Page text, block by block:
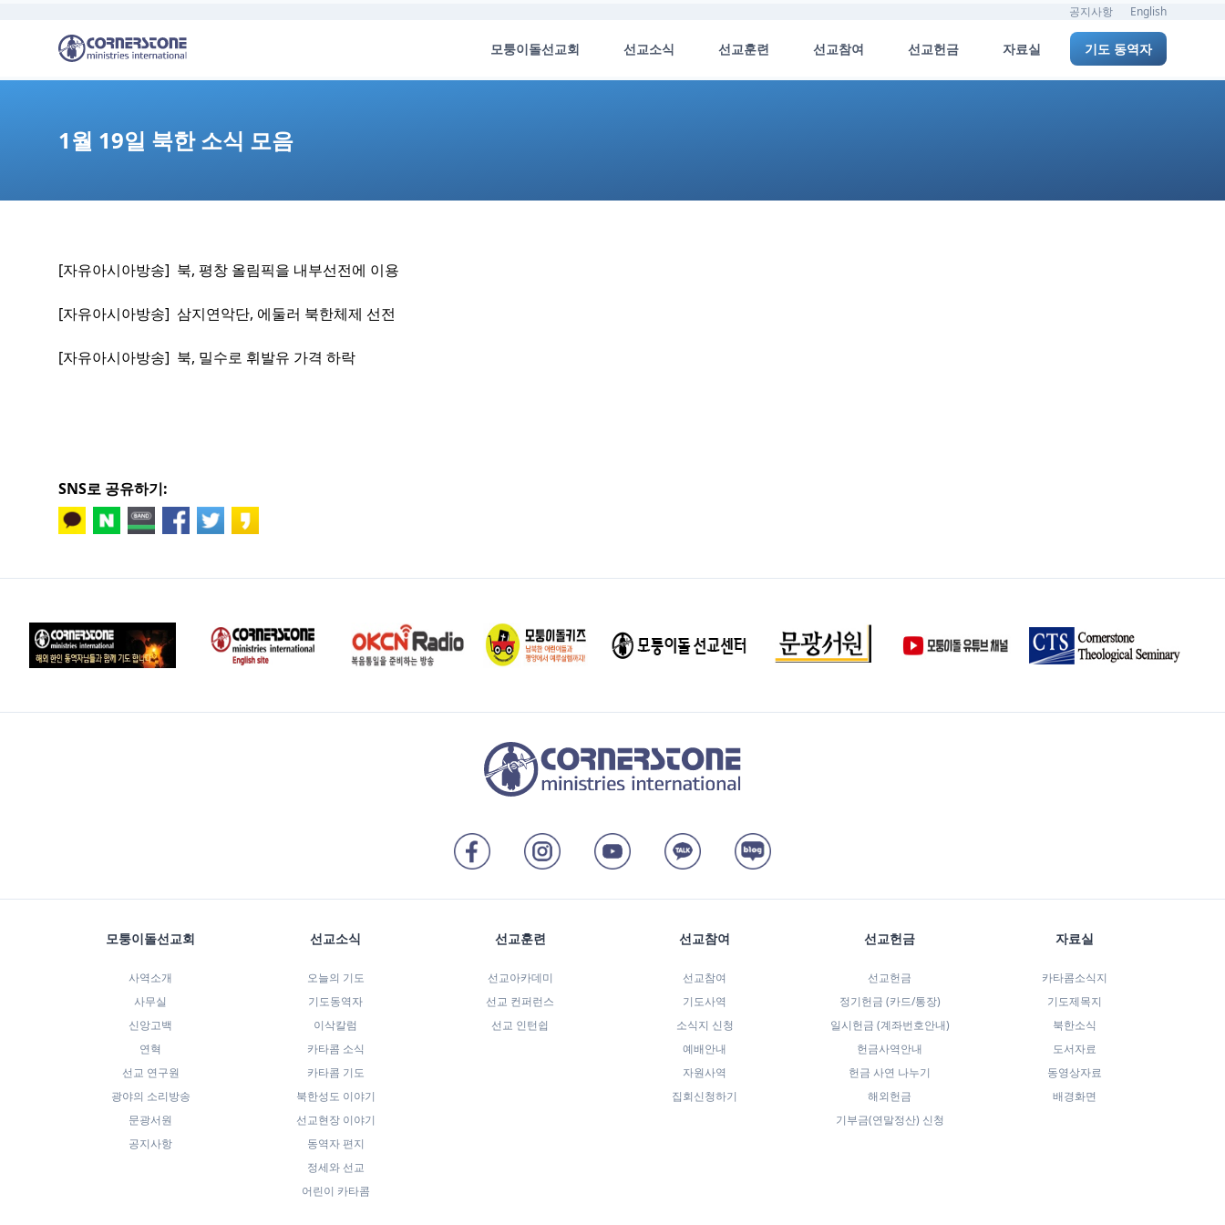
공지사항 English
모퉁이돌선교회 선교소식 선교훈련 선교참여 선교헌금 자료실 기도 동역자
1월 19일 북한 소식 모음
[자유아시아방송] 북, 평창 올림픽을 내부선전에 이용
[자유아시아방송] 삼지연악단, 에둘러 북한체제 선전
[자유아시아방송] 북, 밀수로 휘발유 가격 하락
SNS로 공유하기:
모퉁이돌선교회
사역소개
사무실
신앙고백
연혁
선교 연구원
광야의 소리방송
문광서원
공지사항
선교소식
오늘의 기도
기도동역자
이삭칼럼
카타콤 소식
카타콤 기도
북한성도 이야기
선교현장 이야기
동역자 편지
정세와 선교
어린이 카타콤
선교훈련
선교아카데미
선교 컨퍼런스
선교 인턴쉽
선교참여
선교참여
기도사역
소식지 신청
예배안내
자원사역
집회신청하기
선교헌금
선교헌금
정기헌금 (카드/통장)
일시헌금 (계좌번호안내)
헌금사역안내
헌금 사연 나누기
해외헌금
기부금(연말정산) 신청
자료실
카타콤소식지
기도제목지
북한소식
도서자료
동영상자료
배경화면